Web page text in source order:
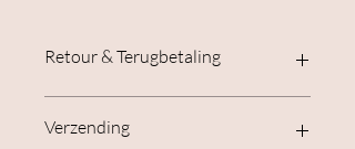
Retour & Terugbetaling
Verzending